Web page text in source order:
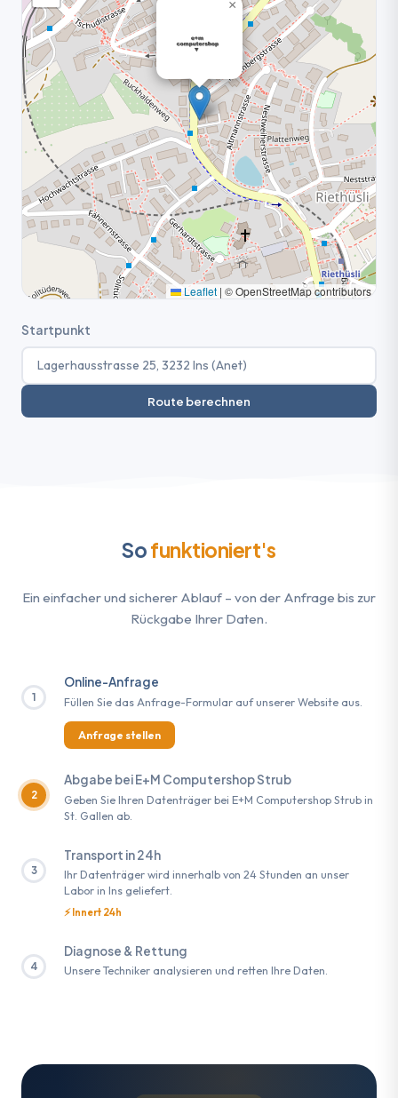
×
Leaflet | © OpenStreetMap contributors
Startpunkt
Route berechnen
Sofunktioniert's
Ein einfacher und sicherer Ablauf – von der Anfrage bis zur
Rückgabe Ihrer Daten.
1
Online-Anfrage
Füllen Sie das Anfrage-Formular auf unserer Website aus.
Anfrage stellen
2
Abgabe bei E+M Computershop Strub
Geben Sie Ihren Datenträger bei E+M Computershop Strub in
St. Gallen ab.
3
Transport in 24h
Ihr Datenträger wird innerhalb von 24 Stunden an unser
Labor in Ins geliefert.
⚡ Innert 24h
4
Diagnose & Rettung
Unsere Techniker analysieren und retten Ihre Daten.